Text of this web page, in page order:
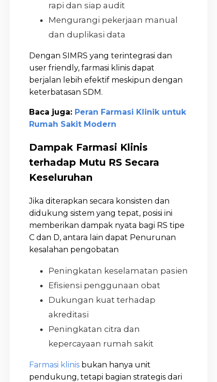
rapi dan siap audit
Mengurangi pekerjaan manual
dan duplikasi data
Dengan SIMRS yang terintegrasi dan
user friendly, farmasi klinis dapat
berjalan lebih efektif meskipun dengan
keterbatasan SDM.
Baca juga: Peran Farmasi Klinik untuk
Rumah Sakit Modern
Dampak Farmasi Klinis
terhadap Mutu RS Secara
Keseluruhan
Jika diterapkan secara konsisten dan
didukung sistem yang tepat, posisi ini
memberikan dampak nyata bagi RS tipe
C dan D, antara lain dapat Penurunan
kesalahan pengobatan
Peningkatan keselamatan pasien
Efisiensi penggunaan obat
Dukungan kuat terhadap
akreditasi
Peningkatan citra dan
kepercayaan rumah sakit
Farmasi klinis bukan hanya unit
pendukung, tetapi bagian strategis dari